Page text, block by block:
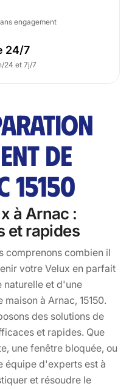
engagement
24/7
24 et 7j/7
DE
15150
à Arnac :
et rapides
comprenons combien il
votre Velux en parfait
naturelle et d'une
à Arnac, 15150.
des solutions de
et rapides. Que
une fenêtre bloquée, ou
équipe d'experts est à
et résoudre le